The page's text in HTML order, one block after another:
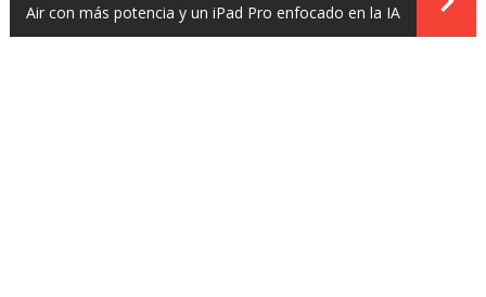
Air con más potencia y un iPad Pro enfocado en la IA